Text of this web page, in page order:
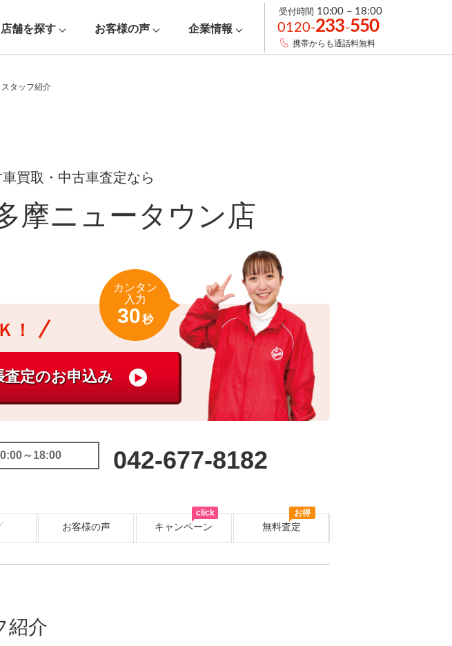
店舗を探す お客様の声 企業情報
受付時間 10:00 – 18:00
0120-233-550
携帯からも通話料無料
スタッフ紹介
車買取・中古車査定なら
摩ニュータウン店
！
カンタン
入力
30秒
～18:00 042-677-8182
お客様の声 キャンペーン
お得
無料査定
click
紹介